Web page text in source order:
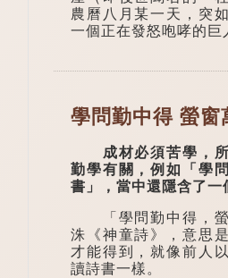
農曆八月某一天，突
一個正在發怒咆哮的巨
學問勤中得 螢窗
成材必須苦學，所
勤學有關，例如「學
書」，當中還隱含了一
「學問勤中得，螢
洙《神童詩》，意思
才能得到，就像前人
讀詩書一樣。